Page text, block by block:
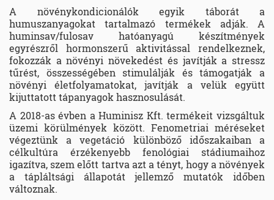
A növénykondicionálók egyik táborát a
humuszanyagokat tartalmazó termékek adják. A
huminsav/fulosav hatóanyagú készítmények
egyrészről hormonszerű aktivitással rendelkeznek,
fokozzák a növényi növekedést és javítják a stressz
tűrést, összességében stimulálják és támogatják a
növényi életfolyamatokat, javítják a velük együtt
kijuttatott tápanyagok hasznosulását.
A 2018-as évben a Huminisz Kft. termékeit vizsgáltuk
üzemi körülmények között. Fenometriai méréseket
végeztünk a vegetáció különböző időszakaiban a
célkultúra érzékenyebb fenológiai stádiumaihoz
igazítva, szem előtt tartva azt a tényt, hogy a növények
a tápláltsági állapotát jellemző mutatók időben
változnak.